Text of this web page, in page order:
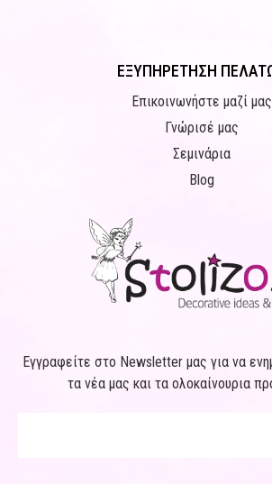
ΕΞΥΠΗΡΕΤΗΣΗ
Επικοινωνήστε μαζί μας
Γνώρισέ μας
Σεμινάρια
Blog
Εγγραφείτε στο Newsletter μας για να
τα νέα μας και τα ολοκαίνουρια